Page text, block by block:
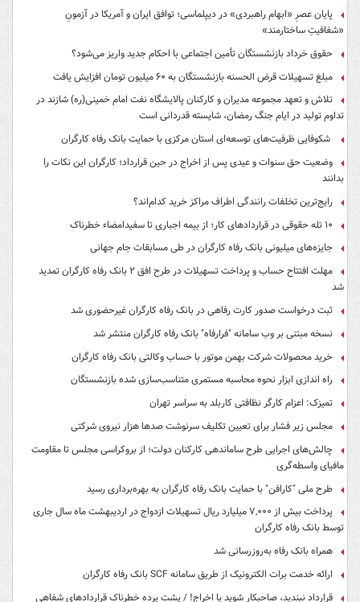
پایان عصرِ «ابهام راهبردی» در دیپلماسی؛ توافق ایران و آمریکا در آزمونِ
«شفافیتِ ساختارمند»
حقوق خرداد بازنشستگان تأمین اجتماعی با احکام جدید واریز می‌شود؟
مبلغ تسهیلات قرض الحسنه بازنشستگان به ۶۰ میلیون تومان افزایش یافت
تلاش و تعهد مجموعه مدیران و کارکنان پالایشگاه نفت امام خمینی(ره) شازند در
تداوم تولید در ایام جنگ رمضان، شایسته قدردانی است
شکوفایی ظرفیت‌های توسعه‌ای استان مرکزی با حمایت بانک رفاه کارگران
وضعیت حق سنوات و عیدی پس از اخراج در حین قرارداد؛ کارگران این نکات را
بدانند
رایج‌ترین تخلفات رانندگی اطراف مراکز خرید کدام‌اند؟
۱۰ تله حقوقی در قراردادهای کار؛ از بیمه اجباری تا سفیدامضاء خطرناک
جایزه‌های میلیونی بانک رفاه کارگران در طی مسابقات جام جهانی
مهلت افتتاح حساب و پرداخت تسهیلات در طرح افق ۲ بانک رفاه کارگران تمدید
شد
ثبت درخواست صدور کارت رفاهی در بانک رفاه کارگران غیرحضوری شد
نسخه مبتنی بر وب سامانه "فرارفاه" بانک رفاه کارگران منتشر شد
خرید محصولات شرکت بهمن موتور با حساب وکالتی بانک رفاه کارگران
راه اندازی ابزار نحوه محاسبه مستمری متناسب‌سازی شده بازنشستگان
تمیزک: اعزام کارگر نظافتی کاربلد به سراسر تهران
مجلس زیر فشار برای تعیین تکلیف سرنوشت صدها هزار نیروی شرکتی
چالش‌های اجرایی طرح ساماندهی کارکنان دولت؛ از بروکراسی مجلس تا مقاومت
مافیای واسطه‌گری
طرح ملی "کارافن" با حمایت بانک رفاه کارگران به بهره‌برداری رسید
پرداخت بیش از ۷,۰۰۰ میلیارد ریال تسهیلات ازدواج در اردیبهشت ماه سال جاری
توسط بانک رفاه کارگران
همراه بانک رفاه به‌روزرسانی شد
ارائه خدمت برات الکترونیک از طریق سامانه SCF بانک رفاه کارگران
قرارداد نبندید، صاحبکار شوید یا اخراج! / پشت پرده خطرناک قراردادهای شفاهی